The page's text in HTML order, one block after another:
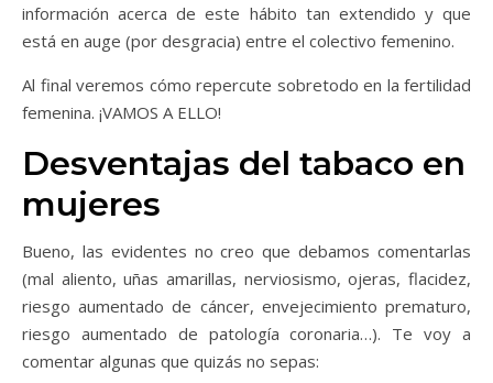
información acerca de este hábito tan extendido y que
está en auge (por desgracia) entre el colectivo femenino.
Al final veremos cómo repercute sobretodo en la fertilidad
femenina. ¡VAMOS A ELLO!
Desventajas del tabaco en
mujeres
Bueno, las evidentes no creo que debamos comentarlas
(mal aliento, uñas amarillas, nerviosismo, ojeras, flacidez,
riesgo aumentado de cáncer, envejecimiento prematuro,
riesgo aumentado de patología coronaria…). Te voy a
comentar algunas que quizás no sepas: